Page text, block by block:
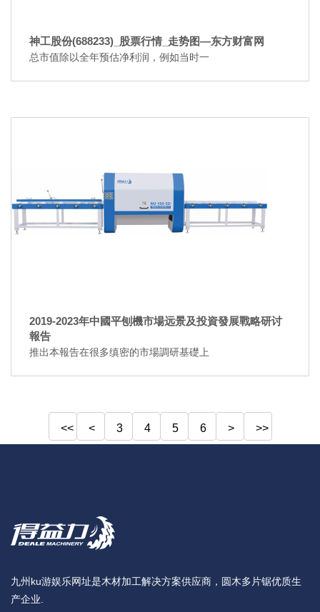
神工股份(688233)_股票行情_走势图—东方财富网
总市值除以全年预估净利润，例如当时一
2019-2023年中國平刨機市場远景及投資發展戰略研讨
報告
推出本報告在很多缜密的市場調研基礎上
<< < 3 4 5 6 > >>
九州ku游娱乐网址是木材加工解决方案供应商，圆木多片锯优质生
产企业.